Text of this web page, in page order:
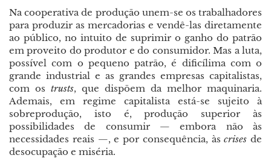
Na cooperativa de produção unem-se os trabalhadores
para produzir as mercadorias e vendê-las diretamente
ao público, no intuito de suprimir o ganho do patrão
em proveito do produtor e do consumidor. Mas a luta,
possível com o pequeno patrão, é dificílima com o
grande industrial e as grandes empresas capitalistas,
com os trusts, que dispõem da melhor maquinaria.
Ademais, em regime capitalista está-se sujeito à
sobreprodução, isto é, produção superior às
possibilidades de consumir — embora não às
necessidades reais —, e por consequência, àscrises de
desocupação e miséria.